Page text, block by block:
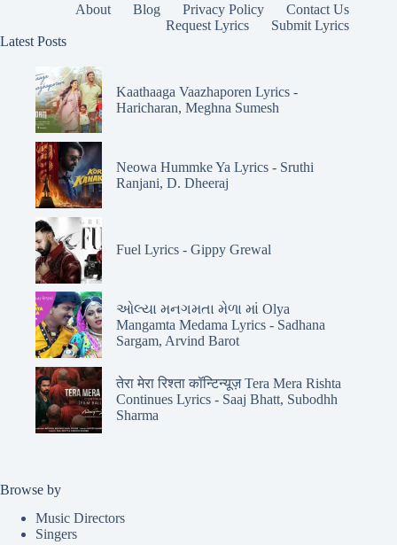
About Blog Privacy Policy
Contact Us
Request Lyrics
Submit Lyrics
Latest Posts
Kaathaaga Vaazhaporen Lyrics -
Haricharan, Meghna Sumesh
Neowa Hummke Ya Lyrics - Sruthi
Ranjani, D. Dheeraj
Fuel Lyrics - Gippy Grewal
ઓલ્યા મનગમતા મેળા માં Olya
Mangamta Medama Lyrics - Sadhana
Sargam, Arvind Barot
तेरा मेरा रिश्ता कॉन्टिन्यूज़ Tera Mera Rishta
Continues Lyrics - Saaj Bhatt, Subodhh
Sharma
Browse by
Music Directors
Singers